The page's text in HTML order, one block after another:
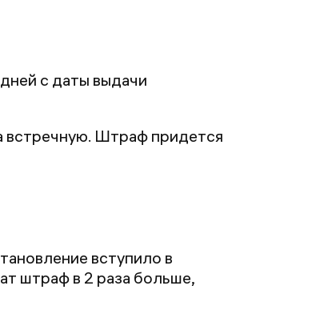
с даты выдачи
встречную. Штраф придется
вступило в
штраф в 2 раза больше,